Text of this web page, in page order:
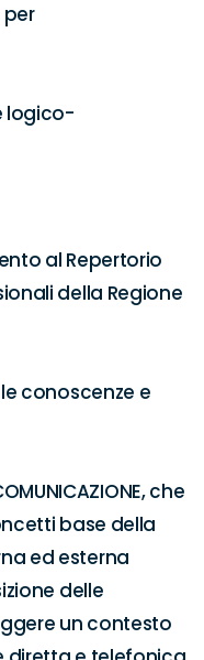
logico-
al Repertorio
della Regione
conoscenze e
che
base della
ed esterna
delle
un contesto